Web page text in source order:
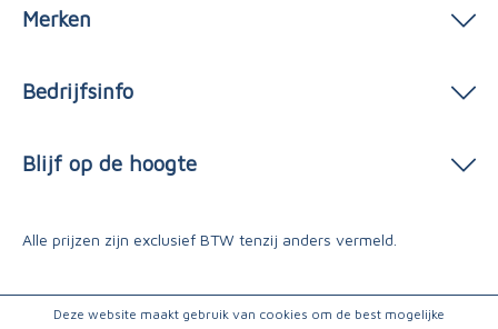
Merken
Bedrijfsinfo
Blijf op de hoogte
Alle prijzen zijn exclusief BTW tenzij anders vermeld.
Deze website maakt gebruik van cookies om de best mogelijke